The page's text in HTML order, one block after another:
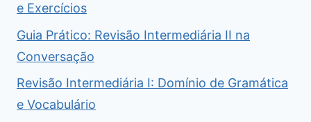
e Exercícios
Guia Prático: Revisão Intermediária II na
Conversação
Revisão Intermediária I: Domínio de Gramática
e Vocabulário